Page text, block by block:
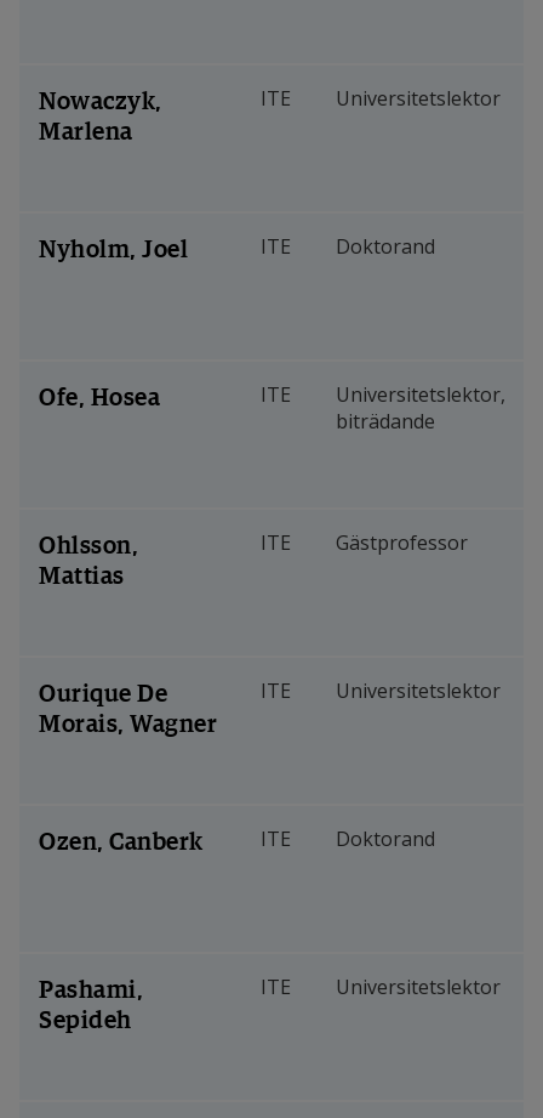
Nowaczyk,
Marlena
ITE Universitetslektor
Nyholm, Joel ITE Doktorand
Ofe, Hosea ITE
Universitetslektor,
biträdande
Ohlsson,
Mattias
ITE Gästprofessor
Ourique De
Morais, Wagner
ITE Universitetslektor
Ozen, Canberk ITE Doktorand
Pashami,
Sepideh
ITE Universitetslektor